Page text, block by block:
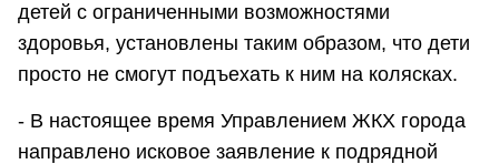
детей с ограниченными возможностями
здоровья, установлены таким образом, что дети
просто не смогут подъехать к ним на колясках.
- В настоящее время Управлением ЖКХ города
направлено исковое заявление к подрядной